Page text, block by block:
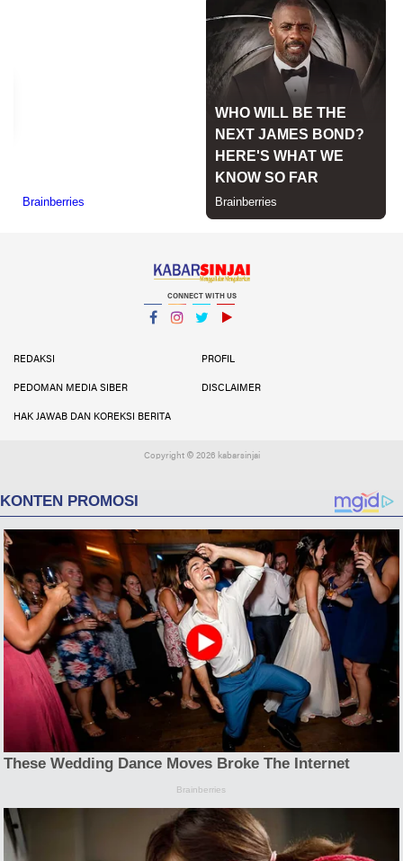
CONNECT WITH US
REDAKSI
PROFIL
PEDOMAN MEDIA SIBER DISCLAIMER
HAK JAWAB DAN KOREKSI BERITA
Copyright © 2026 kabarsinjai